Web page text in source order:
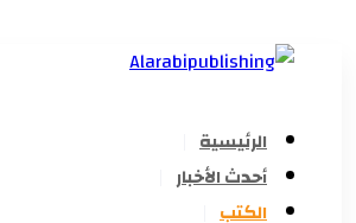
الرئيسية
أحدث الأخبار
الكتب